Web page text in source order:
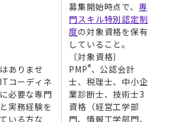
ありませ
コーディネ
必要な専門
実務経験を
いる方な
募集開始時点で、 専
門スキル特別認定制
度の対象資格を保有
していること。
〔対象資格〕
PMP®、公認会計
士、税理士、中小企
業診断士、技術士3
資格（経営工学部
門、情報工学部門、